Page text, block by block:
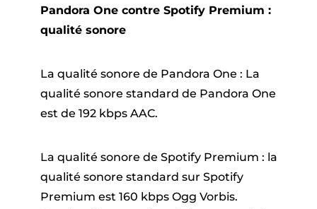
Pandora One contre Spotify Premium :
qualité sonore
La qualité sonore de Pandora One : La
qualité sonore standard de Pandora One
est de 192 kbps AAC.
La qualité sonore de Spotify Premium : la
qualité sonore standard sur Spotify
Premium est 160 kbps Ogg Vorbis.